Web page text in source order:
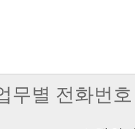
무별 전화번호